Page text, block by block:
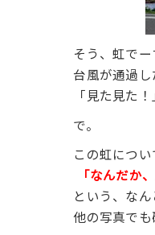
そう、虹でー
台風が通過
「見た見た
で。
この虹につい
「なんだか
という、な
他の写真でも